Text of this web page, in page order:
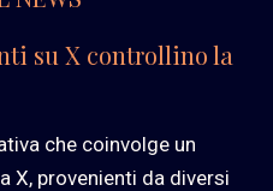
su X controllino la
che coinvolge un
X, provenienti da diversi